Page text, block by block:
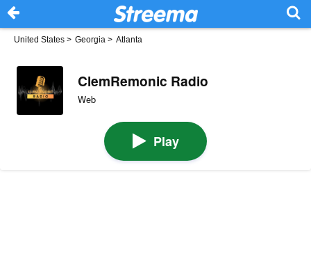
United States > Georgia > Atlanta
ClemRemonic Radio
Web
Play